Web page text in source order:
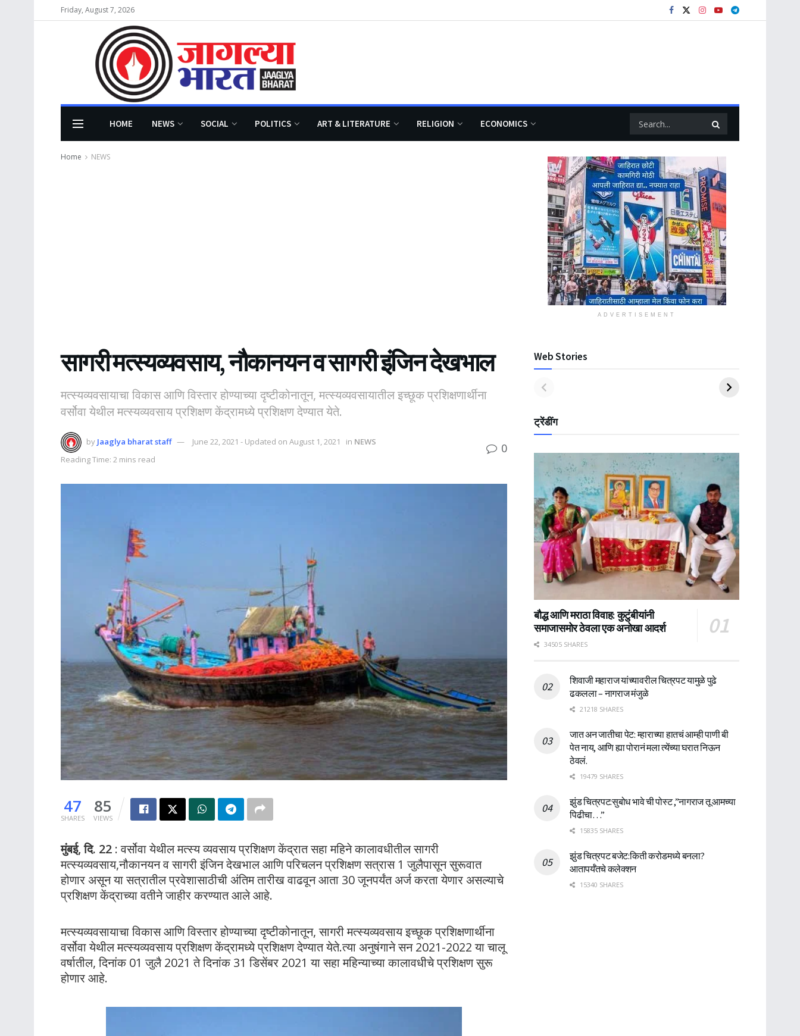
Friday, August 7, 2026
HOME NEWS SOCIAL POLITICS ART & LITERATURE RELIGION ECONOMICS
Home NEWS
सागरी मत्स्यव्यवसाय, नौकानयन व सागरी इंजिन देखभाल
मत्स्यव्यवसायाचा विकास आणि विस्तार होण्याच्या दृष्टीकोनातून, मत्स्यव्यवसायातील इच्छूक प्रशिक्षणार्थीना
वर्सोवा येथील मत्स्यव्यवसाय प्रशिक्षण केंद्रामध्ये प्रशिक्षण देण्यात येते.
by Jaaglya bharat staff June 22, 2021 - Updated on August 1, 2021 in NEWS
Reading Time: 2 mins read
0
47
SHARES
85
VIEWS
मुंबई, दि. 22 : वर्सोवा येथील मत्स्य व्यवसाय प्रशिक्षण केंद्रात सहा महिने कालावधीतील सागरी
मत्स्यव्यवसाय,नौकानयन व सागरी इंजिन देखभाल आणि परिचलन प्रशिक्षण सत्रास 1 जुलैपासून सुरूवात
होणार असून या सत्रातील प्रवेशासाठीची अंतिम तारीख वाढवून आता 30 जूनपर्यंत अर्ज करता येणार असल्याचे
प्रशिक्षण केंद्राच्या वतीने जाहीर करण्यात आले आहे.
मत्स्यव्यवसायाचा विकास आणि विस्तार होण्याच्या दृष्टीकोनातून, सागरी मत्स्यव्यवसाय इच्छूक प्रशिक्षणार्थीना
वर्सोवा येथील मत्स्यव्यवसाय प्रशिक्षण केंद्रामध्ये प्रशिक्षण देण्यात येते.त्या अनुषंगाने सन 2021-2022 या चालू
वर्षातील, दिनांक 01 जुलै 2021 ते दिनांक 31 डिसेंबर 2021 या सहा महिन्याच्या कालावधीचे प्रशिक्षण सुरू
होणार आहे.
ADVERTISEMENT
Web Stories
ट्रेंडींग
बौद्ध आणि मराठा विवाह: कुटुंबीयांनी
समाजासमोर ठेवला एक अनोखा आदर्श
34505 SHARES
शिवाजी महाराज यांच्यावरील चित्रपट यामुळे पुढे
ढकलला – नागराज मंजुळे
21218 SHARES
जात अन जातीचा पेट: म्हाराच्या हातचं आम्ही पाणी बी
पेत नाय, आणि ह्या पोरानं मला त्येंच्या घरात निऊन
ठेवलं.
19479 SHARES
झुंड चित्रपट:सुबोध भावे ची पोस्ट ,”नागराज तू आमच्या
पिढीचा…”
15835 SHARES
झुंड चित्रपट बजेट:किती करोडमध्ये बनला?
आतापर्यँतचे कलेक्शन
15340 SHARES